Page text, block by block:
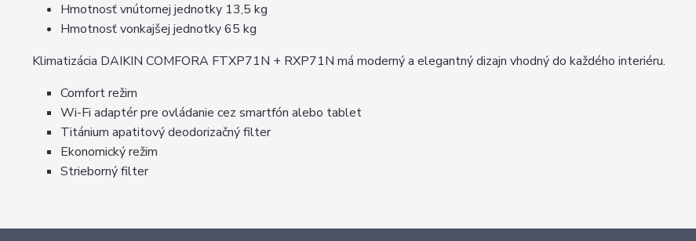
Hmotnosť vnútornej jednotky 13,5 kg
Hmotnosť vonkajšej jednotky 65 kg
Klimatizácia DAIKIN COMFORA FTXP71N + RXP71N má moderný a elegantný dizajn vhodný do každého interiéru.
Comfort režim
Wi-Fi adaptér pre ovládanie cez smartfón alebo tablet
Titánium apatitový deodorizačný filter
Ekonomický režim
Strieborný filter